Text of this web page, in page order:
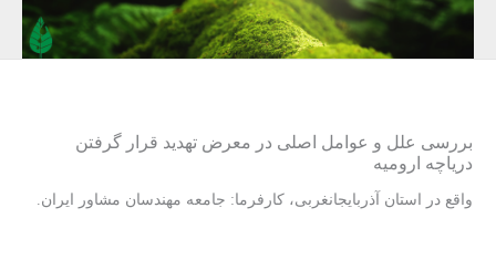
بررسی علل و عوامل‏ اصلی در معرض تهدید ‏قرار گرفتن
دریاچه‏ ارومیه
واقع در استان آذربایجانغربی، کارفرما: جامعه مهندسان مشاور ایران.
تماس با ما